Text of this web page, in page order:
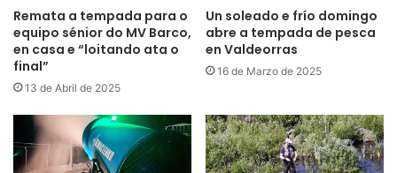
Remata a tempada para o
equipo sénior do MV Barco,
en casa e “loitando ata o
final”
13 de Abril de 2025
Un soleado e frío domingo
abre a tempada de pesca
en Valdeorras
16 de Marzo de 2025